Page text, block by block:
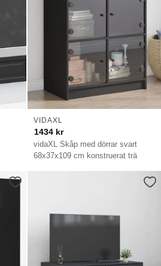
vidaXL Skåp med dörrar svart
68x37x109 cm konstruerat trä
VIDAXL
1434 kr